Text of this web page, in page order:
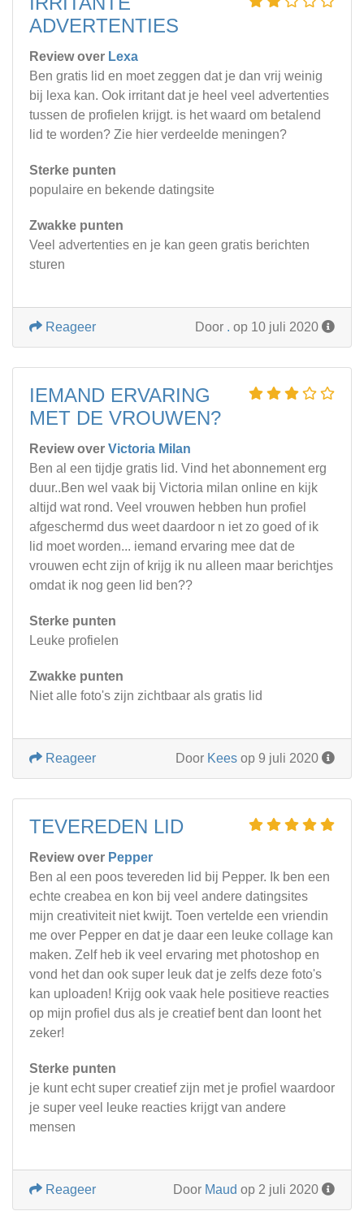
ADVERTENTIES
Review over Lexa
Ben gratis lid en moet zeggen dat je dan vrij weinig
bij lexa kan. Ook irritant dat je heel veel advertenties
tussen de profielen krijgt. is het waard om betalend
lid te worden? Zie hier verdeelde meningen?
Sterke punten
populaire en bekende datingsite
Zwakke punten
Veel advertenties en je kan geen gratis berichten
sturen
Door . op 10 juli 2020
Reageer
IEMAND ERVARING
MET DE VROUWEN?
Review over Victoria Milan
Ben al een tijdje gratis lid. Vind het abonnement erg
duur..Ben wel vaak bij Victoria milan online en kijk
altijd wat rond. Veel vrouwen hebben hun profiel
afgeschermd dus weet daardoor n iet zo goed of ik
lid moet worden... iemand ervaring mee dat de
vrouwen echt zijn of krijg ik nu alleen maar berichtjes
omdat ik nog geen lid ben??
Sterke punten
Leuke profielen
Zwakke punten
Niet alle foto's zijn zichtbaar als gratis lid
Door Kees op 9 juli 2020
Reageer
TEVEREDEN LID
Review over Pepper
Ben al een poos tevereden lid bij Pepper. Ik ben een
echte creabea en kon bij veel andere datingsites
mijn creativiteit niet kwijt. Toen vertelde een vriendin
me over Pepper en dat je daar een leuke collage kan
maken. Zelf heb ik veel ervaring met photoshop en
vond het dan ook super leuk dat je zelfs deze foto's
kan uploaden! Krijg ook vaak hele positieve reacties
op mijn profiel dus als je creatief bent dan loont het
zeker!
Sterke punten
je kunt echt super creatief zijn met je profiel waardoor
je super veel leuke reacties krijgt van andere
mensen
Door Maud op 2 juli 2020
Reageer